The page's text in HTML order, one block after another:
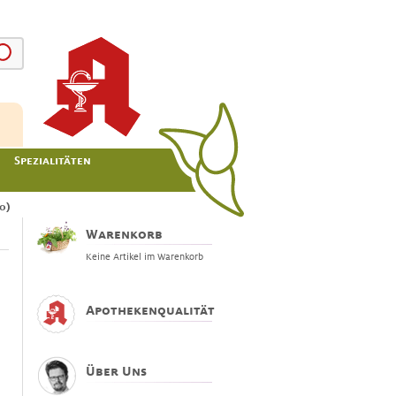
Spezialitäten
Warenkorb
Keine Artikel im Warenkorb
Apothekenqualität
Über Uns